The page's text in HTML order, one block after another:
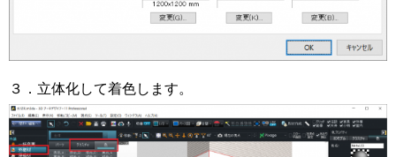
３．立体化して着色します。